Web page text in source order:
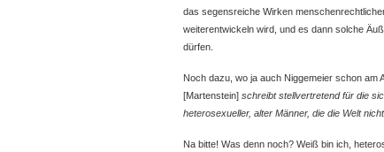
das segensreiche Wirken
weiterentwickeln wird, und es dann solche
dürfen.
Noch dazu, wo ja auch Niggemeier schon am
[Martenstein] schreibt stellvertretend für die
heterosexueller, alter Männer, die die Welt
Na bitte! Was denn noch? Weiß bin ich,